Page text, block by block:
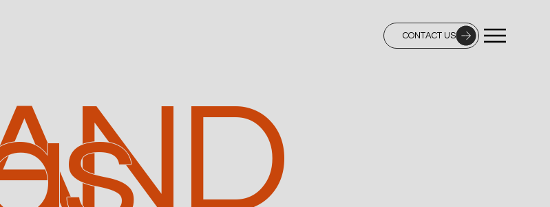
CONTACT US